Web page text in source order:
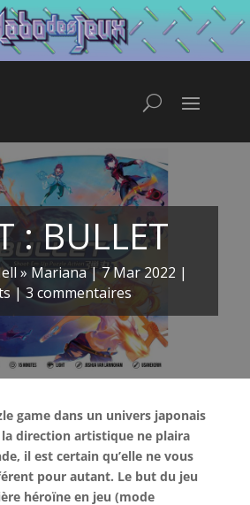
: BULLET
» Mariana|7 Mar 2022 |
|3 commentaires
game dans un univers japonais
direction artistique ne plaira
il est certain qu’elle ne vous
pour autant. Le but du jeu
héroïne en jeu (mode